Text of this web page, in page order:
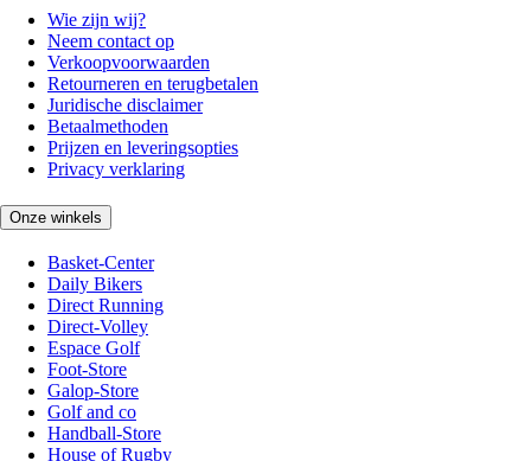
Wie zijn wij?
Neem contact op
Verkoopvoorwaarden
Retourneren en terugbetalen
Juridische disclaimer
Betaalmethoden
Prijzen en leveringsopties
Privacy verklaring
Onze winkels
Basket-Center
Daily Bikers
Direct Running
Direct-Volley
Espace Golf
Foot-Store
Galop-Store
Golf and co
Handball-Store
House of Rugby